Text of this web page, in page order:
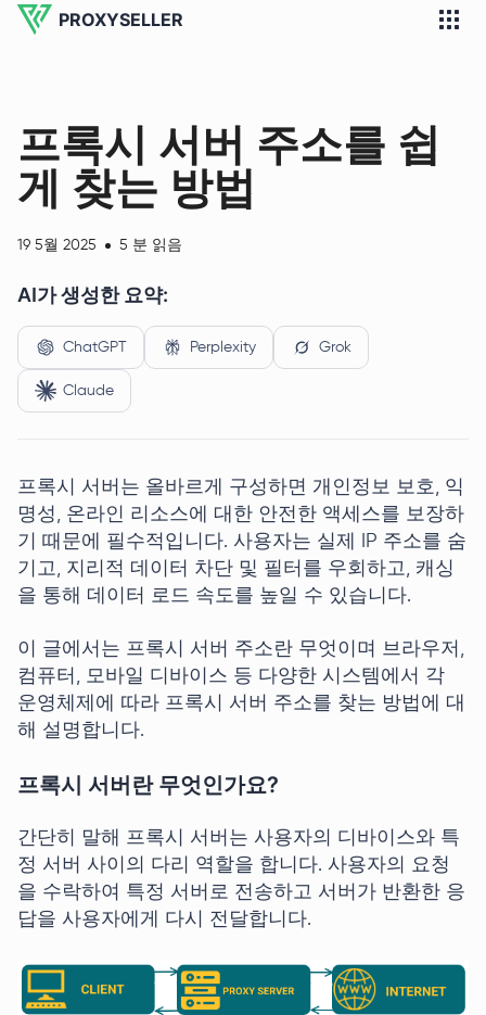
PROXYSELLER
프록시 서버 주소를 쉽
게 찾는 방법
19 5월 2025 5 분 읽음
AI가 생성한 요약:
ChatGPT Perplexity Grok
Claude
프록시 서버는 올바르게 구성하면 개인정보 보호, 익
명성, 온라인 리소스에 대한 안전한 액세스를 보장하
기 때문에 필수적입니다. 사용자는 실제 IP 주소를 숨
기고, 지리적 데이터 차단 및 필터를 우회하고, 캐싱
을 통해 데이터 로드 속도를 높일 수 있습니다.
이 글에서는 프록시 서버 주소란 무엇이며 브라우저,
컴퓨터, 모바일 디바이스 등 다양한 시스템에서 각
운영체제에 따라 프록시 서버 주소를 찾는 방법에 대
해 설명합니다.
프록시 서버란 무엇인가요?
간단히 말해 프록시 서버는 사용자의 디바이스와 특
정 서버 사이의 다리 역할을 합니다. 사용자의 요청
을 수락하여 특정 서버로 전송하고 서버가 반환한 응
답을 사용자에게 다시 전달합니다.